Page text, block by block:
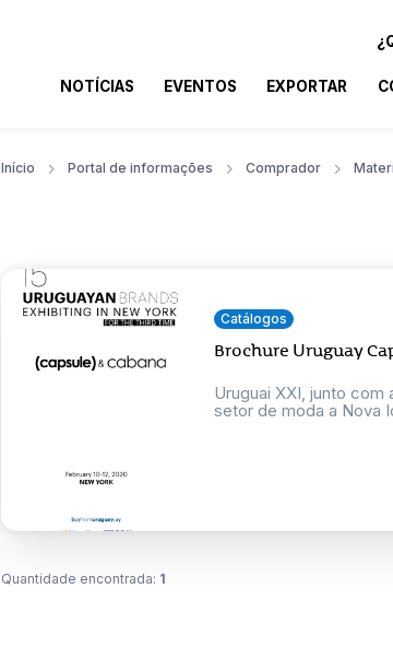
NOTÍCIAS EVENTOS EXPORTAR
Início Portal de informações Comprador
Catálogos
Brochure Uruguay
Uruguai XXI, junto
setor de moda a Nova
Quantidade encontrada: 1